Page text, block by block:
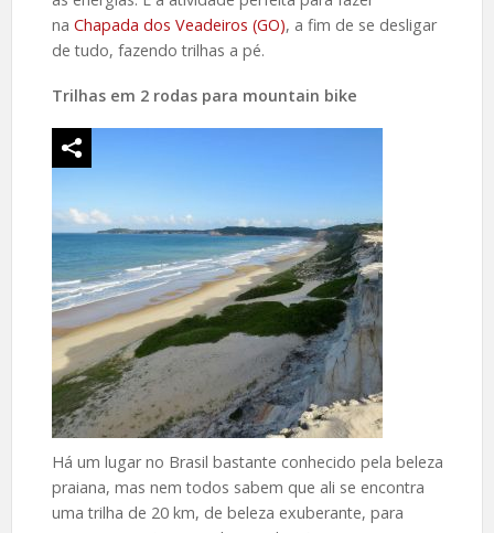
na Chapada dos Veadeiros (GO), a fim de se desligar
de tudo, fazendo trilhas a pé.
Trilhas em 2 rodas para mountain bike
Há um lugar no Brasil bastante conhecido pela beleza
praiana, mas nem todos sabem que ali se encontra
uma trilha de 20 km, de beleza exuberante, para